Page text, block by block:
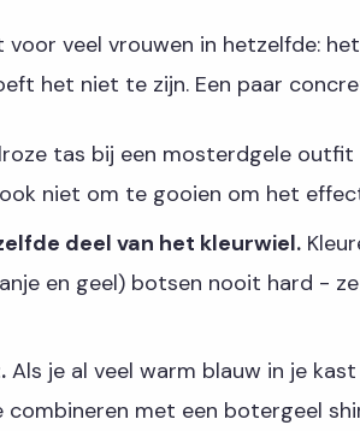
veel vrouwen in hetzelfde:
het niet te zijn. Een paar
tas bij een mosterdgele outfit
niet om te gooien om het
deel van het kleurwiel.
en geel) botsen nooit hard -
Als je al veel warm blauw in je
combineren met een botergeel